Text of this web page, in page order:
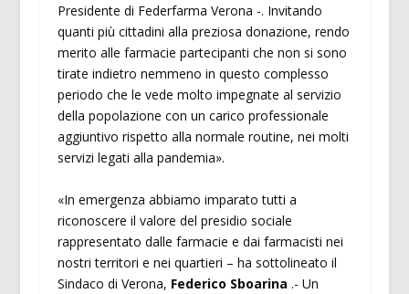
Presidente di Federfarma Verona -. Invitando
quanti più cittadini alla preziosa donazione, rendo
merito alle farmacie partecipanti che non si sono
tirate indietro nemmeno in questo complesso
periodo che le vede molto impegnate al servizio
della popolazione con un carico professionale
aggiuntivo rispetto alla normale routine, nei molti
servizi legati alla pandemia».
«In emergenza abbiamo imparato tutti a
riconoscere il valore del presidio sociale
rappresentato dalle farmacie e dai farmacisti nei
nostri territori e nei quartieri – ha sottolineato il
Sindaco di Verona, Federico Sboarina .- Un